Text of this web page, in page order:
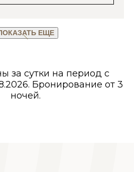
ЕЩЕ
за сутки на период с
Бронирование от 3
ночей.